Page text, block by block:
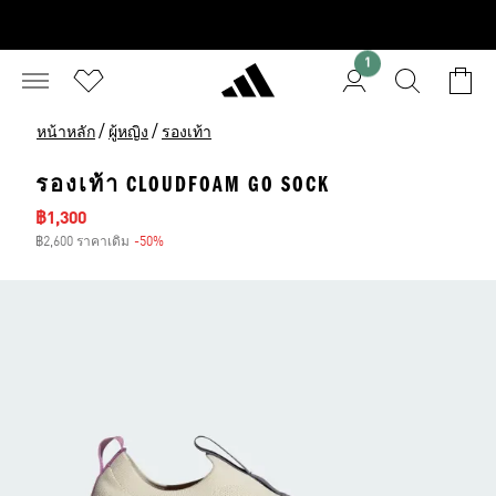
1
หน้าหลัก / ผู้หญิง / รองเท้า
รองเท้า CLOUDFOAM GO SOCK
ราคาลด
฿1,300
฿2,600 ราคาเดิม -50%